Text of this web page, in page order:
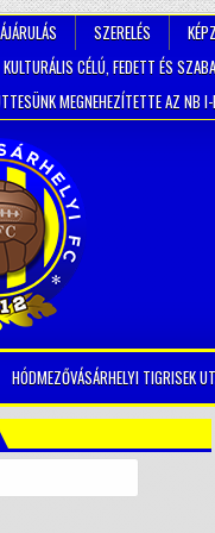
SZERELÉS
CÉLÚ, FEDETT ÉS
MEGNEHEZÍTETTE AZ NB
HÓDMEZŐVÁSÁRHELYI TIGRISEK